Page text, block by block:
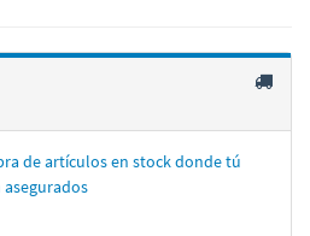
de artí­culos en stock donde tú
asegurados